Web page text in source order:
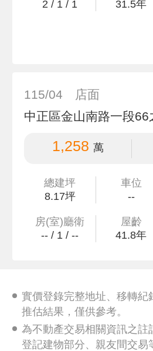
2 / 1 / 1
31.5年
115/04
店面
中正區金山南路一段66
1,258 萬
總建坪
8.17坪
車位
--
房(室)廳衛
-- / 1 /--
屋齡
41.8年
實價登錄完整地址、移轉紀
推估結果，僅供參考。
為不動產交易相關資訊之註
登記建物部分、親友間交易